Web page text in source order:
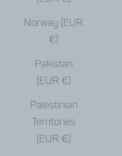
Norway (EUR
€)
Pakistan
(EUR €)
Palestinian
Territories
(EUR €)